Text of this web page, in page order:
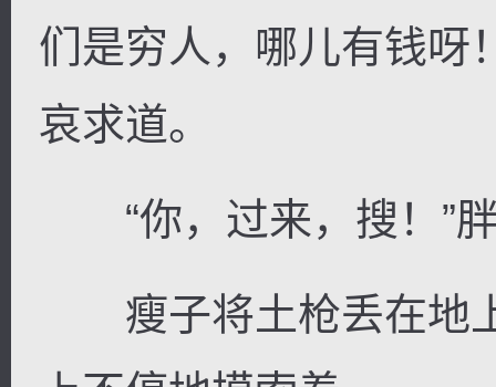
们是穷人，哪儿有钱呀
哀求道。
“你，过来，搜！”胖
瘦子将土枪丢在地